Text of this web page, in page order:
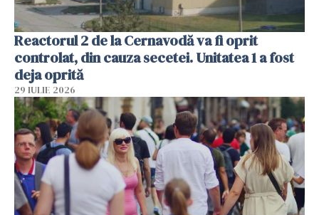
Reactorul 2 de la Cernavodă va fi oprit
controlat, din cauza secetei. Unitatea 1 a fost
deja oprită
29 IULIE 2026